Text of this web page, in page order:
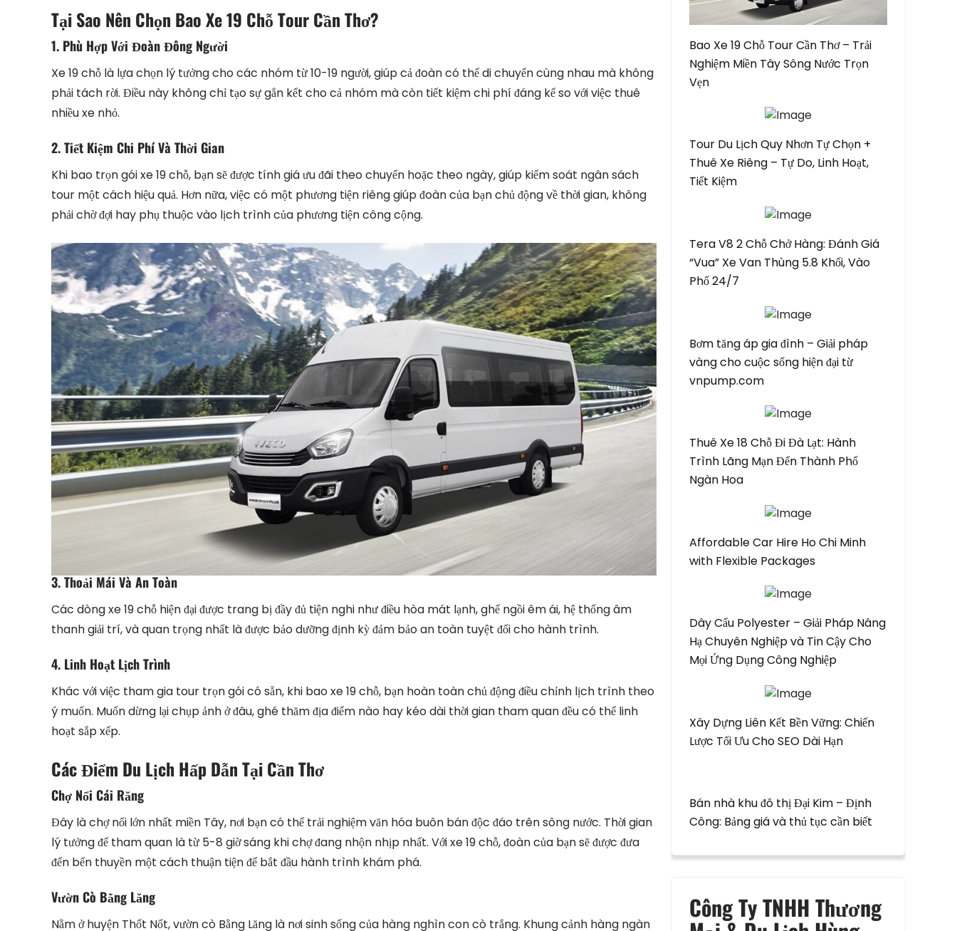
Tại Sao Nên Chọn Bao Xe 19 Chỗ Tour Cần Thơ?
1. Phù Hợp Với Đoàn Đông Người
Xe 19 chỗ là lựa chọn lý tưởng cho các nhóm từ 10-19 người, giúp cả đoàn có thể di chuyển cùng nhau mà không
phải tách rời. Điều này không chỉ tạo sự gắn kết cho cả nhóm mà còn tiết kiệm chi phí đáng kể so với việc thuê
nhiều xe nhỏ.
2. Tiết Kiệm Chi Phí Và Thời Gian
Khi bao trọn gói xe 19 chỗ, bạn sẽ được tính giá ưu đãi theo chuyến hoặc theo ngày, giúp kiểm soát ngân sách
tour một cách hiệu quả. Hơn nữa, việc có một phương tiện riêng giúp đoàn của bạn chủ động về thời gian, không
phải chờ đợi hay phụ thuộc vào lịch trình của phương tiện công cộng.
3. Thoải Mái Và An Toàn
Các dòng xe 19 chỗ hiện đại được trang bị đầy đủ tiện nghi như điều hòa mát lạnh, ghế ngồi êm ái, hệ thống âm
thanh giải trí, và quan trọng nhất là được bảo dưỡng định kỳ đảm bảo an toàn tuyệt đối cho hành trình.
4. Linh Hoạt Lịch Trình
Khác với việc tham gia tour trọn gói có sẵn, khi bao xe 19 chỗ, bạn hoàn toàn chủ động điều chỉnh lịch trình theo
ý muốn. Muốn dừng lại chụp ảnh ở đâu, ghé thăm địa điểm nào hay kéo dài thời gian tham quan đều có thể linh
hoạt sắp xếp.
Các Điểm Du Lịch Hấp Dẫn Tại Cần Thơ
Chợ Nổi Cái Răng
Đây là chợ nổi lớn nhất miền Tây, nơi bạn có thể trải nghiệm văn hóa buôn bán độc đáo trên sông nước. Thời gian
lý tưởng để tham quan là từ 5-8 giờ sáng khi chợ đang nhộn nhịp nhất. Với xe 19 chỗ, đoàn của bạn sẽ được đưa
đến bến thuyền một cách thuận tiện để bắt đầu hành trình khám phá.
Vườn Cò Bằng Lăng
Nằm ở huyện Thốt Nốt, vườn cò Bằng Lăng là nơi sinh sống của hàng nghìn con cò trắng. Khung cảnh hàng ngàn
Bao Xe 19 Chỗ Tour Cần Thơ – Trải
Nghiệm Miền Tây Sông Nước Trọn
Vẹn
Tour Du Lịch Quy Nhơn Tự Chọn +
Thuê Xe Riêng – Tự Do, Linh Hoạt,
Tiết Kiệm
Tera V8 2 Chỗ Chở Hàng: Đánh Giá
“Vua” Xe Van Thùng 5.8 Khối, Vào
Phố 24/7
Bơm tăng áp gia đình – Giải pháp
vàng cho cuộc sống hiện đại từ
vnpump.com
Thuê Xe 18 Chỗ Đi Đà Lạt: Hành
Trình Lãng Mạn Đến Thành Phố
Ngàn Hoa
Affordable Car Hire Ho Chi Minh
with Flexible Packages
Dây Cẩu Polyester – Giải Pháp Nâng
Hạ Chuyên Nghiệp và Tin Cậy Cho
Mọi Ứng Dụng Công Nghiệp
Xây Dựng Liên Kết Bền Vững: Chiến
Lược Tối Ưu Cho SEO Dài Hạn
Bán nhà khu đô thị Đại Kim – Định
Công: Bảng giá và thủ tục cần biết
Công Ty TNHH Thương